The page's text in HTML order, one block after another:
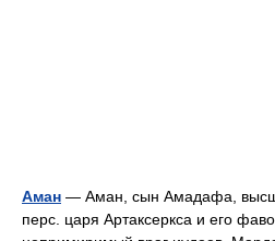
Аман — Аман, сын Амадафа,
перс. царя Артаксеркса и его